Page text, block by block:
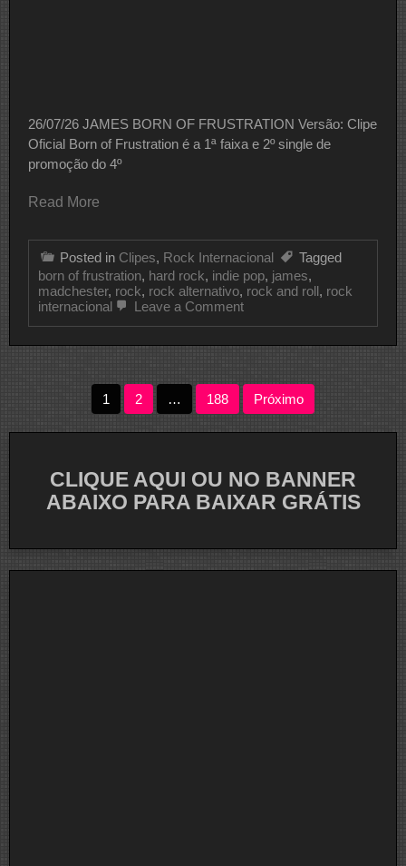
26/07/26 JAMES BORN OF FRUSTRATION Versão: Clipe
Oficial Born of Frustration é a 1ª faixa e 2º single de
promoção do 4º
Read More
Posted in Clipes, Rock Internacional
Tagged
born of frustration, hard rock, indie pop, james,
madchester, rock, rock alternativo, rock and roll, rock
internacional
Leave a Commenton
Paginação
posts
1 2 … 188 Próximo
CLIQUE AQUI OU NO BANNER
ABAIXO PARA BAIXAR GRÁTIS